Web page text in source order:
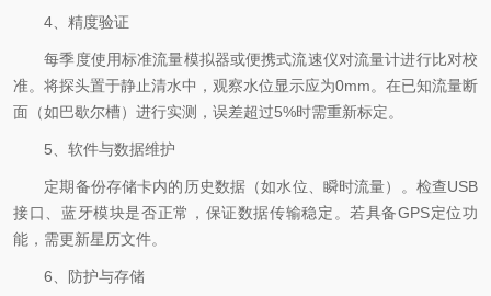
4、精度验证
每季度使用标准流量模拟器或便携式流速仪对流量计进行比对校
准。将探头置于静止清水中，观察水位显示应为0mm。在已知流量断
面（如巴歇尔槽）进行实测，误差超过5%时需重新标定。
5、软件与数据维护
定期备份存储卡内的历史数据（如水位、瞬时流量）。检查USB
接口、蓝牙模块是否正常，保证数据传输稳定。若具备GPS定位功
能，需更新星历文件。
6、防护与存储